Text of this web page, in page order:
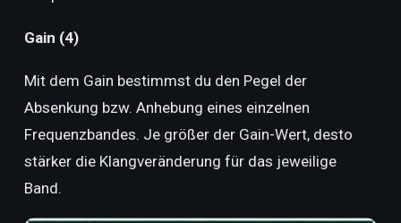
Gain (4)
Mit dem Gain bestimmst du den Pegel der
Absenkung bzw. Anhebung eines einzelnen
Frequenzbandes. Je größer der Gain-Wert, desto
stärker die Klangveränderung für das jeweilige
Band.